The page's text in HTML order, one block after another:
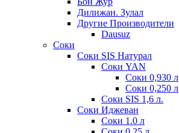
Дилижан. Зулал
Другие Производители
Dausuz
Соки
Соки SIS Натурал
Соки YAN
Соки 0,930 л
Соки 0,250 л
Соки SIS 1,6 л.
Соки Иджеван
Соки 1.0 л